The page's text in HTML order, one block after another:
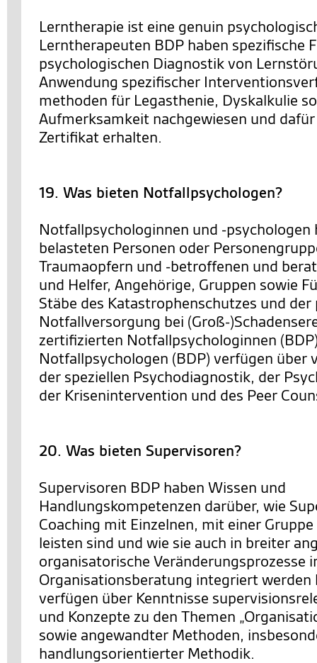
Lerntherapie ist eine genuin
Lerntherapeuten BDP haben spezifische
psychologischen Diagnostik von
Anwendung spezifischer
methoden für Legasthenie, Dyskalkulie
Aufmerksamkeit nachgewiesen und
Zertifikat erhalten.
19. Was bieten Notfallpsychologen?
Notfallpsychologinnen und -psychologen
belasteten Personen oder
Traumaopfern und -betroffenen und
und Helfer, Angehörige, Gruppen sowie
Stäbe des Katastrophenschutzes und der
Notfallversorgung bei (Groß-
zertifizierten Notfallpsychologinnen
Notfallpsychologen (BDP) verfügen über
der speziellen Psychodiagnostik, der
der Krisenintervention und des Peer
20. Was bieten Supervisoren?
Supervisoren BDP haben Wissen und
Handlungskompetenzen darüber, wie
Coaching mit Einzelnen, mit einer
leisten sind und wie sie auch in breiter
organisatorische Veränderungsprozesse
Organisationsberatung integriert werden
verfügen über Kenntnisse
und Konzepte zu den Themen
sowie angewandter Methoden,
handlungsorientierter Methodik.